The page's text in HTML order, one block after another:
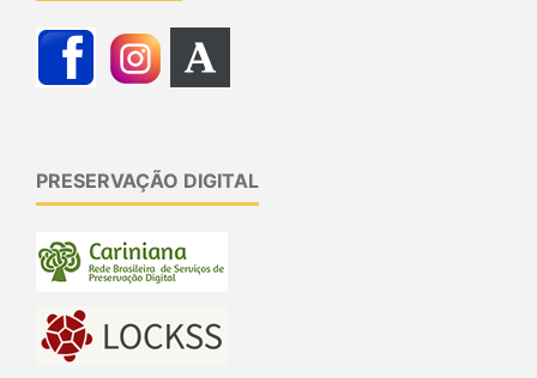
PRESERVAÇÃO DIGITAL